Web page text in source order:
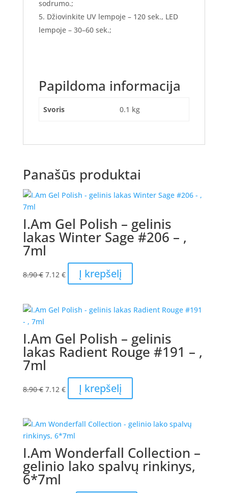
sodrumo.;
Džiovinkite UV lempoje – 120 sek., LED
lempoje – 30–60 sek.;
Papildoma informacija
Svoris 0.1 kg
Panašūs produktai
I.Am Gel Polish – gelinis
lakas Winter Sage #206 – ,
7ml
8.90€ Original
8.90 €.
7.12 €Current
price
7.12 €.
Į krepšelį
I.Am Gel Polish – gelinis
lakas Radient Rouge #191 – ,
7ml
8.90€ Original
8.90 €.
7.12 €Current
price
7.12 €.
Į krepšelį
I.Am Wonderfall Collection –
gelinio lako spalvų rinkinys,
6*7ml